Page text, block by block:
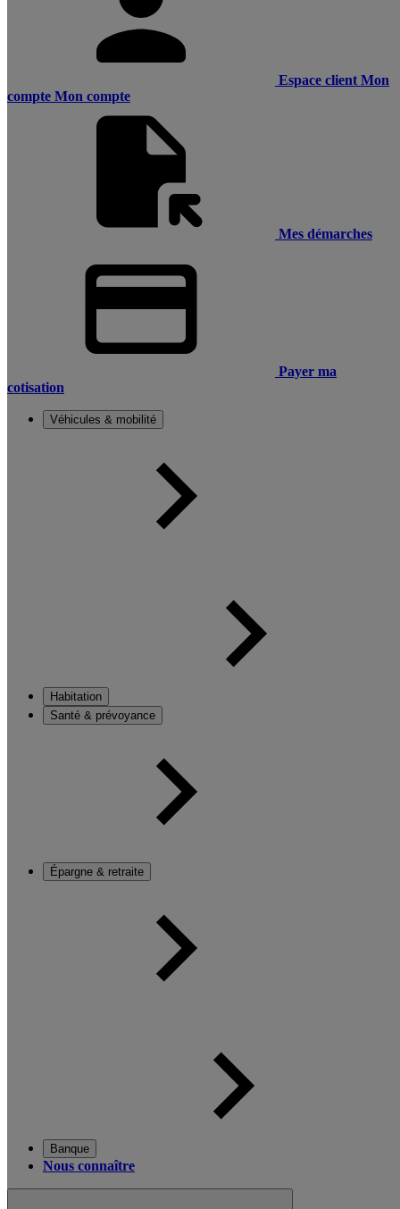
Espace client Mon
compte Mon compte
Mes démarches
Payer ma
cotisation
Véhicules & mobilité
Habitation
Santé & prévoyance
Épargne & retraite
Banque
Nous connaître